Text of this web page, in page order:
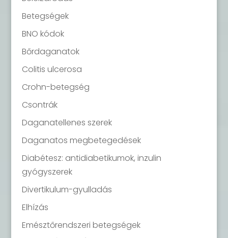
Betegségek
BNO kódok
Bőrdaganatok
Colitis ulcerosa
Crohn-betegség
Csontrák
Daganatellenes szerek
Daganatos megbetegedések
Diabétesz: antidiabetikumok, inzulin
gyógyszerek
Divertikulum-gyulladás
Elhízás
Emésztőrendszeri betegségek